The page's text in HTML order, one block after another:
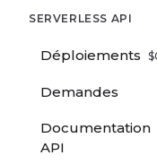
SERVERLESS API
Déploiements $
Demandes
Documentation
API